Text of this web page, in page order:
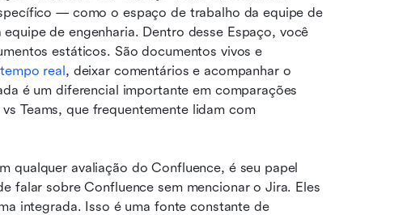
— como o espaço de trabalho da equipe de
equipe de engenharia. Dentro desse Espaço, você
estáticos. São documentos vivos e
real, deixar comentários e acompanhar o
é um diferencial importante em comparações
Teams, que frequentemente lidam com
qualquer avaliação do Confluence, é seu papel
falar sobre Confluence sem mencionar o Jira. Eles
integrada. Isso é uma fonte constante de